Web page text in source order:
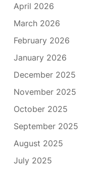
April 2026
March 2026
February 2026
January 2026
December 2025
November 2025
October 2025
September 2025
August 2025
July 2025